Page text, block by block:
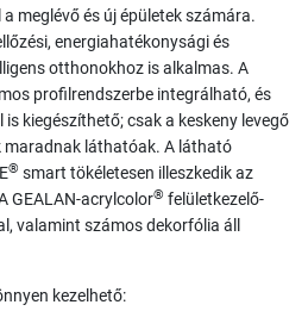
meglévő és új épületek számára.
energiahatékonysági és
otthonokhoz is alkalmas. A
profilrendszerbe integrálható, és
kiegészíthető; csak a keskeny levegő
maradnak láthatóak. A látható
E® smart tökéletesen illeszkedik az
GEALAN-acrylcolor® felületkezelő-
valamint számos dekorfólia áll
kezelhető: